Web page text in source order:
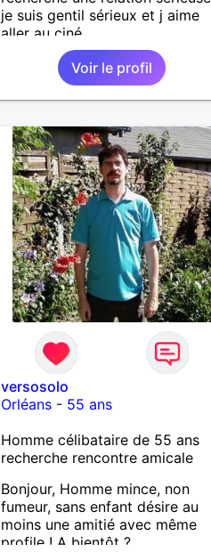
je suis gentil sérieux et j aime
aller au ciné....
Voir le profil
versosolo
Orléans - 55 ans
Homme célibataire de 55 ans
recherche rencontre amicale
Bonjour, Homme mince, non
fumeur, sans enfant désire au
moins une amitié avec même
profile ! A bientôt ?